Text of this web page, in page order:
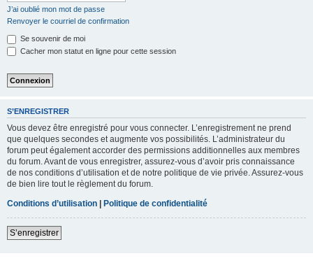
J’ai oublié mon mot de passe
Renvoyer le courriel de confirmation
Se souvenir de moi
Cacher mon statut en ligne pour cette session
S’ENREGISTRER
Vous devez être enregistré pour vous connecter. L’enregistrement ne prend
que quelques secondes et augmente vos possibilités. L’administrateur du
forum peut également accorder des permissions additionnelles aux membres
du forum. Avant de vous enregistrer, assurez-vous d’avoir pris connaissance
de nos conditions d’utilisation et de notre politique de vie privée. Assurez-vous
de bien lire tout le règlement du forum.
Conditions d’utilisation | Politique de confidentialité
S’enregistrer